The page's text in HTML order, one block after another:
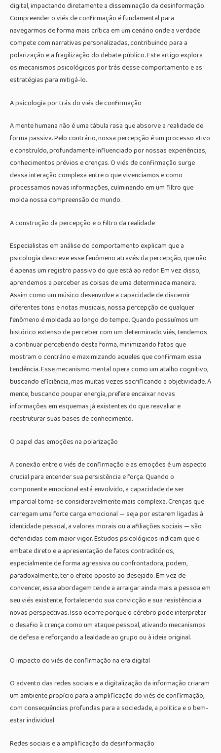
digital, impactando diretamente a disseminação da desinformação.
Compreender o viés de confirmação é fundamental para
navegarmos de forma mais crítica em um cenário onde a verdade
compete com narrativas personalizadas, contribuindo para a
polarização e a fragilização do debate público. Este artigo explora
os mecanismos psicológicos por trás desse comportamento e as
estratégias para mitigá-lo.
A psicologia por trás do viés de confirmação
A mente humana não é uma tábula rasa que absorve a realidade de
forma passiva. Pelo contrário, nossa percepção é um processo ativo
e construído, profundamente influenciado por nossas experiências,
conhecimentos prévios e crenças. O viés de confirmação surge
dessa interação complexa entre o que vivenciamos e como
processamos novas informações, culminando em um filtro que
molda nossa compreensão do mundo.
A construção da percepção e o filtro da realidade
Especialistas em análise do comportamento explicam que a
psicologia descreve esse fenômeno através da percepção, que não
é apenas um registro passivo do que está ao redor. Em vez disso,
aprendemos a perceber as coisas de uma determinada maneira.
Assim como um músico desenvolve a capacidade de discernir
diferentes tons e notas musicais, nossa percepção de qualquer
fenômeno é moldada ao longo do tempo. Quando possuímos um
histórico extenso de perceber com um determinado viés, tendemos
a continuar percebendo desta forma, minimizando fatos que
mostram o contrário e maximizando aqueles que confirmam essa
tendência. Esse mecanismo mental opera como um atalho cognitivo,
buscando eficiência, mas muitas vezes sacrificando a objetividade. A
mente, buscando poupar energia, prefere encaixar novas
informações em esquemas já existentes do que reavaliar e
reestruturar suas bases de conhecimento.
O papel das emoções na polarização
A conexão entre o viés de confirmação e as emoções é um aspecto
crucial para entender sua persistência e força. Quando o
componente emocional está envolvido, a capacidade de ser
imparcial torna-se consideravelmente mais complexa. Crenças que
carregam uma forte carga emocional — seja por estarem ligadas à
identidade pessoal, a valores morais ou a afiliações sociais — são
defendidas com maior vigor. Estudos psicológicos indicam que o
embate direto e a apresentação de fatos contraditórios,
especialmente de forma agressiva ou confrontadora, podem,
paradoxalmente, ter o efeito oposto ao desejado. Em vez de
convencer, essa abordagem tende a arraigar ainda mais a pessoa em
seu viés existente, fortalecendo sua convicção e sua resistência a
novas perspectivas. Isso ocorre porque o cérebro pode interpretar
o desafio à crença como um ataque pessoal, ativando mecanismos
de defesa e reforçando a lealdade ao grupo ou à ideia original.
O impacto do viés de confirmação na era digital
O advento das redes sociais e a digitalização da informação criaram
um ambiente propício para a amplificação do viés de confirmação,
com consequências profundas para a sociedade, a política e o bem-
estar individual.
Redes sociais e a amplificação da desinformação